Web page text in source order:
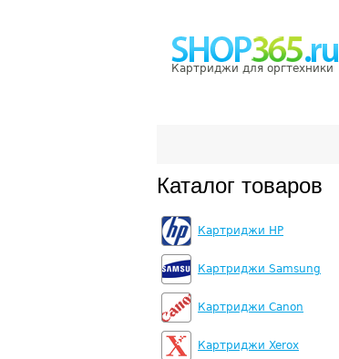
Картриджи для оргтехники
Каталог товаров
Картриджи HP
Картриджи Samsung
Картриджи Canon
Картриджи Xerox